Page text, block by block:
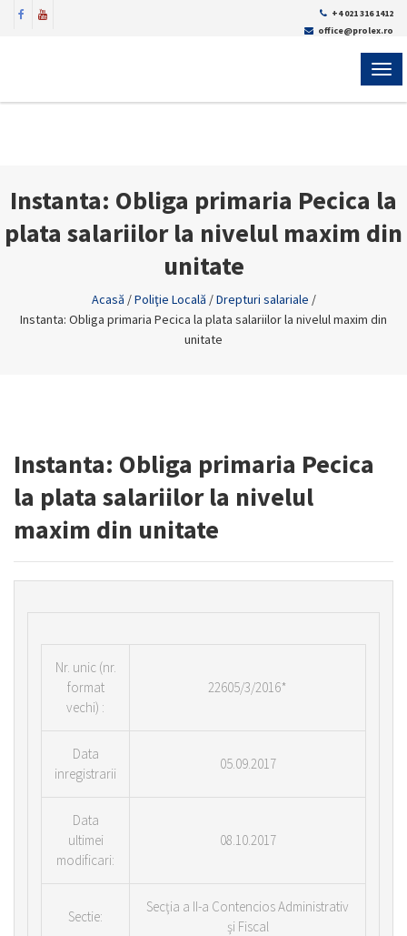
+4 021 316 1412
office@prolex.ro
Instanta: Obliga primaria Pecica la
plata salariilor la nivelul maxim din
unitate
Acasă /Poliţie Locală /Drepturi salariale /
Instanta: Obliga primaria Pecica la plata salariilor la nivelul maxim din
unitate
Instanta: Obliga primaria Pecica
la plata salariilor la nivelul
maxim din unitate
Nr. unic (nr.
format
vechi) :
22605/3/2016*
Data
inregistrarii
05.09.2017
Data
ultimei
modificari:
08.10.2017
Sectie:
Secţia a II-a Contencios Administrativ
şi Fiscal